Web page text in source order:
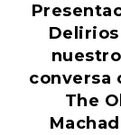
conversa
The